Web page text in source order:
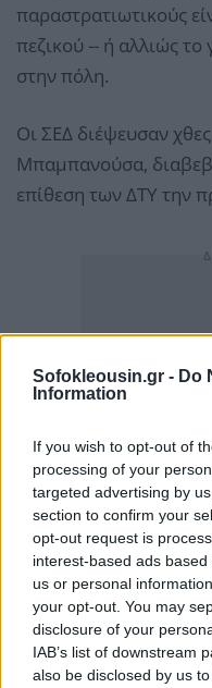
Sofokleousin.gr - Do
Information
If you wish to opt-out of
processing of your
targeted advertising by
section to confirm your
opt-out request is
interest-based ads
us or personal
your opt-out. You may
disclosure of your
IAB’s list of downstream
also be disclosed by us
παραστρατιωτικούς
πεζικού -- ή αλλιώς το
στην πόλη.
Οι ΣΕΔ διέψευσαν
Μπαμπανούσα,
επίθεση των ΔΤΥ την